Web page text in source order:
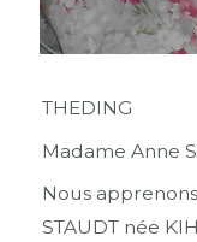
THEDING
Madame Anne
Nous
STAUDT née